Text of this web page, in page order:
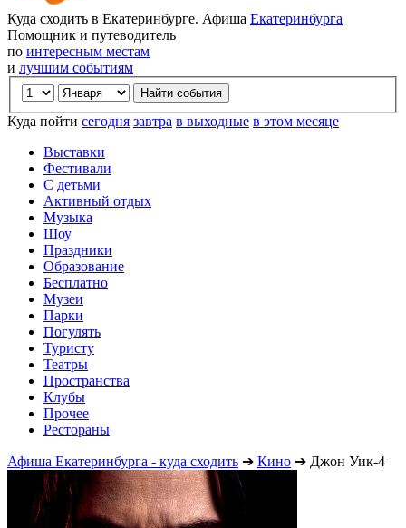
Куда сходить в Екатеринбурге. Афиша Екатеринбурга
Помощник и путеводитель
по интересным местам
и лучшим событиям
Куда пойти сегодня завтра в выходные в этом месяце
Выставки
Фестивали
С детьми
Активный отдых
Музыка
Шоу
Праздники
Образование
Бесплатно
Музеи
Парки
Погулять
Туристу
Театры
Пространства
Клубы
Прочее
Рестораны
Афиша Екатеринбурга - куда сходить ➔ Кино ➔ Джон Уик-4